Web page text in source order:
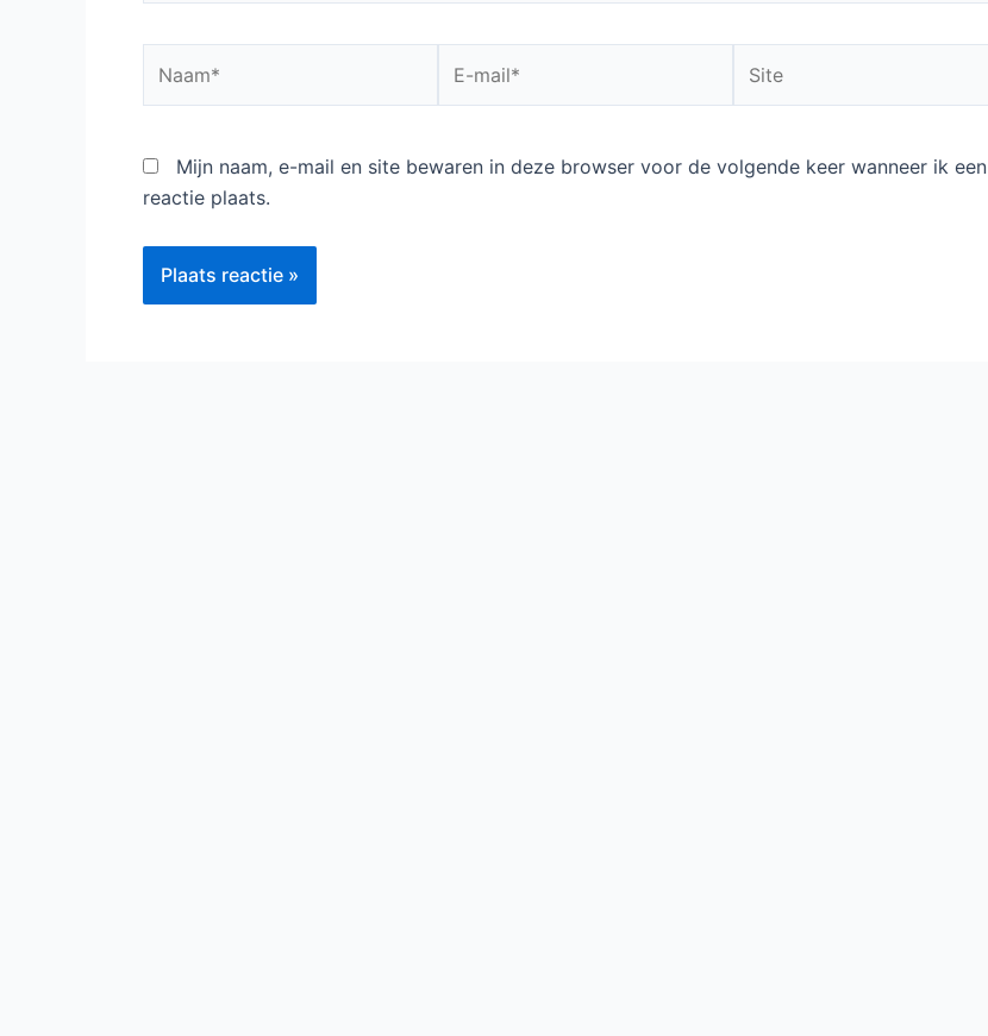
mail*
Mijn naam, e-mail en site bewaren in deze browser voor de volgende keer wanneer ik een
reactie plaats.